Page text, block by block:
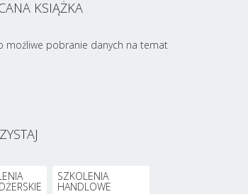
KSIĄŻKA
możliwe pobranie danych na temat
SZKOLENIA
HANDLOWE